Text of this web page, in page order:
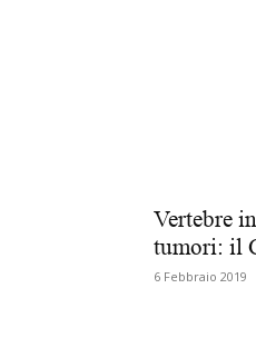
Vertebre
tumori: il
6 Febbraio 2019